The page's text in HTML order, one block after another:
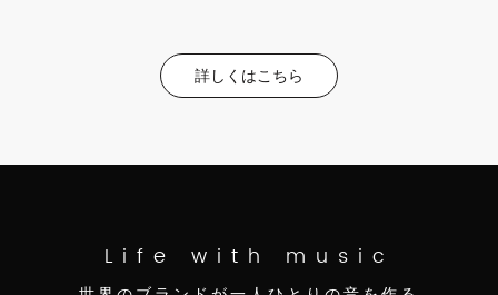
詳しくはこちら
Life with music